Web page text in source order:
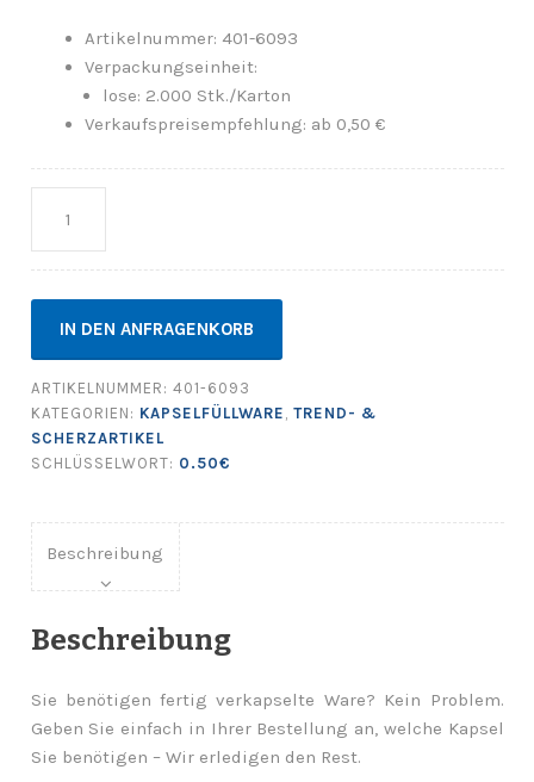
Artikelnummer: 401-6093
Verpackungseinheit:
lose: 2.000 Stk./Karton
Verkaufspreisempfehlung: ab 0,50 €
IN DEN ANFRAGENKORB
ARTIKELNUMMER: 401-6093
KATEGORIEN: KAPSELFÜLLWARE TREND- &
SCHERZARTIKEL
SCHLÜSSELWORT: 0.50€
Beschreibung
Beschreibung
Sie benötigen fertig verkapselte Ware? Kein Problem.
Geben Sie einfach in Ihrer Bestellung an, welche Kapsel
Sie benötigen – Wir erledigen den Rest.